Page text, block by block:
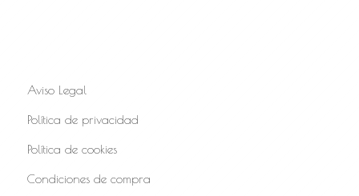
Aviso Legal
Política de privacidad
Política de cookies
Condiciones de compra